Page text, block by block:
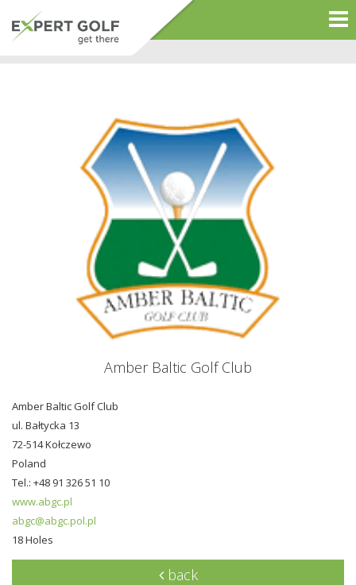
Amber Baltic Golf Club
Amber Baltic Golf Club
ul. Bałtycka 13
72-514 Kołczewo
Poland
Tel.: +48 91 326 51 10
www.abgc.pl
abgc@abgc.pol.pl
18 Holes
back